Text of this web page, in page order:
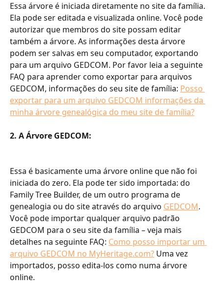
Essa árvore é iniciada diretamente no site da família.
Ela pode ser editada e visualizada online. Você pode
autorizar que membros do site possam editar
também a árvore. As informações desta árvore
podem ser salvas em seu computador, exportando
para um arquivo GEDCOM. Por favor leia a seguinte
FAQ para aprender como exportar para arquivos
GEDCOM, informações do seu site de família: Posso
exportar para um arquivo GEDCOM informações da
minha árvore genealógica do meu site de família?
2. A Árvore GEDCOM:
Essa é basicamente uma árvore online que não foi
iniciada do zero. Ela pode ter sido importada: do
Family Tree Builder, de um outro programa de
genealogia ou do site através do arquivo GEDCOM.
Você pode importar qualquer arquivo padrão
GEDCOM para o seu site da família – veja mais
detalhes na seguinte FAQ: Como posso importar um
arquivo GEDCOM no MyHeritage.com? Uma vez
importados, posso edita-los como numa árvore
online.